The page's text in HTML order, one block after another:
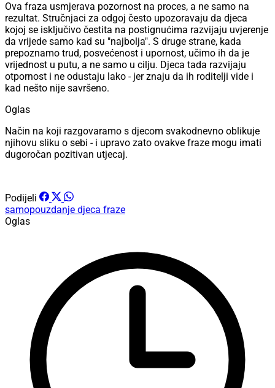
Ova fraza usmjerava pozornost na proces, a ne samo na
rezultat. Stručnjaci za odgoj često upozoravaju da djeca
kojoj se isključivo čestita na postignućima razvijaju uvjerenje
da vrijede samo kad su "najbolja". S druge strane, kada
prepoznamo trud, posvećenost i upornost, učimo ih da je
vrijednost u putu, a ne samo u cilju. Djeca tada razvijaju
otpornost i ne odustaju lako - jer znaju da ih roditelji vide i
kad nešto nije savršeno.
Oglas
Način na koji razgovaramo s djecom svakodnevno oblikuje
njihovu sliku o sebi - i upravo zato ovakve fraze mogu imati
dugoročan pozitivan utjecaj.
Podijeli
samopouzdanje djeca fraze
Oglas